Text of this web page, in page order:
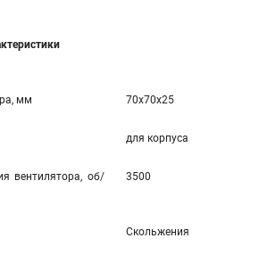
мм 70x70x25
для корпуса
вентилятора, об/
3500
Скольжения